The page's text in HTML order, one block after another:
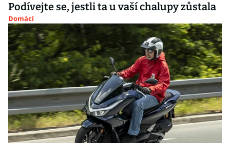
Podívejte se, jestli ta u vaší chalupy zůstala
Domácí